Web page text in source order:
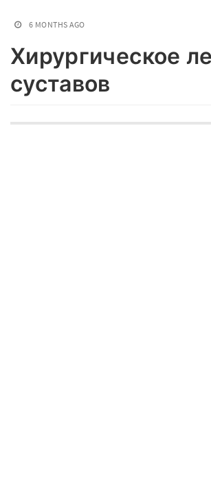
6 MONTHS AGO
Хирургическое
суставов